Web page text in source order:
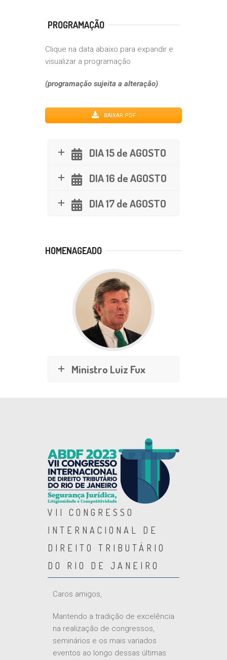
PROGRAMAÇÃO
Clique na data abaixo para expandir e
visualizar a programação
(programação sujeita a alteração)
BAIXAR PDF
DIA 15 de AGOSTO
DIA 16 de AGOSTO
DIA 17 de AGOSTO
HOMENAGEADO
Ministro Luiz Fux
VII CONGRESSO
INTERNACIONAL DE
DIREITO TRIBUTÁRIO
DO RIO DE JANEIRO
Caros amigos,
Mantendo a tradição de excelência
na realização de congressos,
seminários e os mais variados
eventos ao longo dessas últimas